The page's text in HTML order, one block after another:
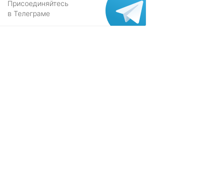
Присоединяйтесь
в Телеграме